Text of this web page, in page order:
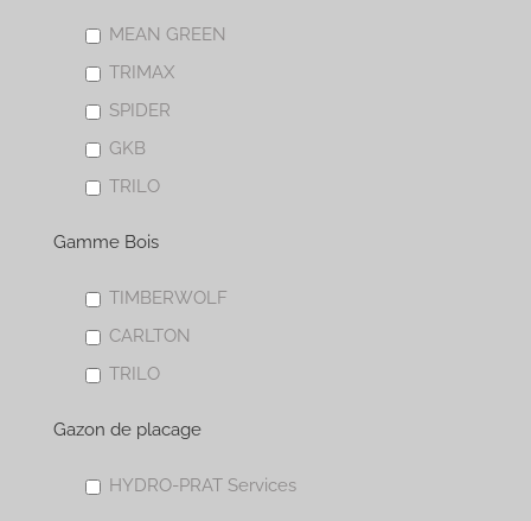
MEAN GREEN
TRIMAX
SPIDER
GKB
TRILO
Gamme Bois
TIMBERWOLF
CARLTON
TRILO
Gazon de placage
HYDRO-PRAT Services